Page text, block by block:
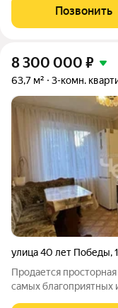
квартира с отделкой
Общая площадь: 75.1
Позвонить
8 300 000 ₽
63,7 м² 3-комн.
улица 40 лет Победы,
Продается
самых благоприятных